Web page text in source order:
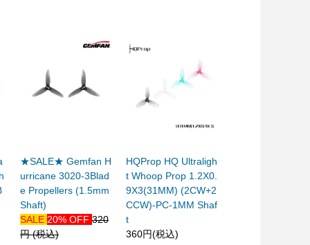
★SALE★ Gemfan H
urricane 3020-3Blad
e Propellers (1.5mm
Shaft)
SALE 20% OFF320
円 (税込)
HQProp HQ Ultraligh
t Whoop Prop 1.2X0.
9X3(31MM) (2CW+2
CCW)-PC-1MM Shaf
t
360円(税込)